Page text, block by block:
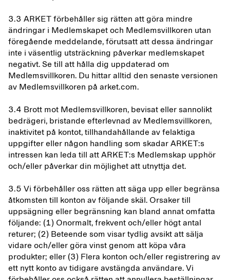
3.3 ARKET förbehåller sig rätten att göra mindre
ändringar i Medlemskapet och Medlemsvillkoren utan
föregående meddelande, förutsatt att dessa ändringar
inte i väsentlig utsträckning påverkar medlemskapet
negativt. Se till att hålla dig uppdaterad om
Medlemsvillkoren. Du hittar alltid den senaste versionen
av Medlemsvillkoren på arket.com.
3.4 Brott mot Medlemsvillkoren, bevisat eller sannolikt
bedrägeri, bristande efterlevnad av Medlemsvillkoren,
inaktivitet på kontot, tillhandahållande av felaktiga
uppgifter eller någon handling som skadar ARKET:s
intressen kan leda till att ARKET:s Medlemskap upphör
och/eller påverkar din möjlighet att utnyttja det.
3.5 Vi förbehåller oss rätten att säga upp eller begränsa
åtkomsten till konton av följande skäl. Orsaker till
uppsägning eller begränsning kan bland annat omfatta
följande: (1) Onormalt, frekvent och/eller högt antal
returer; (2) Beteende som visar tydlig avsikt att sälja
vidare och/eller göra vinst genom att köpa våra
produkter; eller (3) Flera konton och/eller registrering av
ett nytt konto av tidigare avstängda användare. Vi